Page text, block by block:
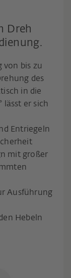
Dreh
von bis zu
des
in die
lässt er sich
Entriegeln
mit großer
Ausführung
Hebeln